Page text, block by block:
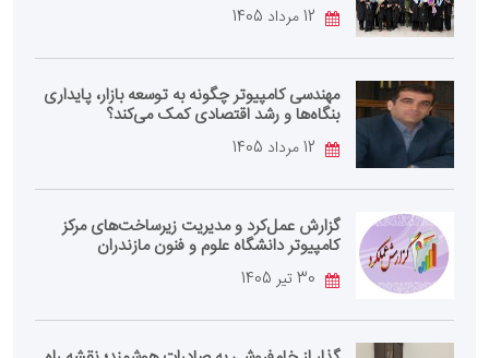
مهندسی کامپیوتر چگونه به توسعه بازار، پایداری
بنگاه‌ها و رشد اقتصادی کمک می‌کند؟
گزارش عمل‌کرد و مدیریت زیرساخت‌های مرکز
کامپیوتر دانشگاه علوم و فنون مازندران